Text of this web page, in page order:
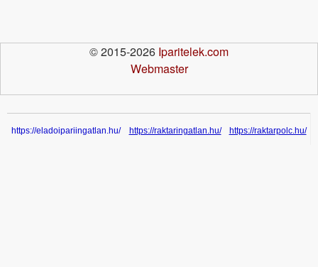
© 2015-2026 Iparitelek.com
Webmaster
https://eladoipariingatlan.hu/ https://raktaringatlan.hu/ https://raktarpolc.hu/